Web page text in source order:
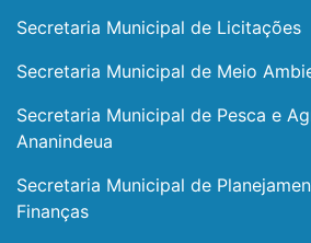
Secretaria Municipal de Licitações
Secretaria Municipal de Meio
Secretaria Municipal de Pesca e
Ananindeua
Secretaria Municipal de
Finanças